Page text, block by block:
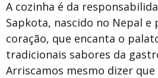
A cozinha é da
Sapkota, nascido no Nepal e
coração, que encanta o
tradicionais sabores da
Arriscamos mesmo dizer